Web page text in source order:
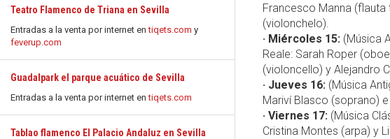
Teatro Flamenco de Triana en Sevilla
Entradas a la venta por internet entiqets.com y
feverup.com
Guadalpark el parque acuático de Sevilla
Entradas a la venta por internet entiqets.com
Tablao flamenco El Palacio Andaluz en Sevilla
Francesco Manna (flauta
(violonchelo).
· Miércoles 15: (Música
Reale: Sarah Roper
(violoncello) y Alejandro
· Jueves 16: (Música
Mariví Blasco (soprano)
· Viernes 17: (Música
Cristina Montes (arpa) y